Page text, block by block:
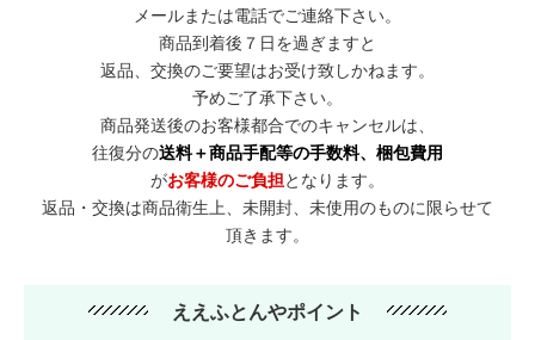
メールまたは電話でご連絡下さい。
商品到着後７日を過ぎますと
返品、交換のご要望はお受け致しかねます。
予めご了承下さい。
商品発送後のお客様都合でのキャンセルは、
往復分の送料＋商品手配等の手数料、梱包費用
がお客様のご負担となります。
返品・交換は商品衛生上、未開封、未使用のものに限らせて
頂きます。
ええふとんやポイント